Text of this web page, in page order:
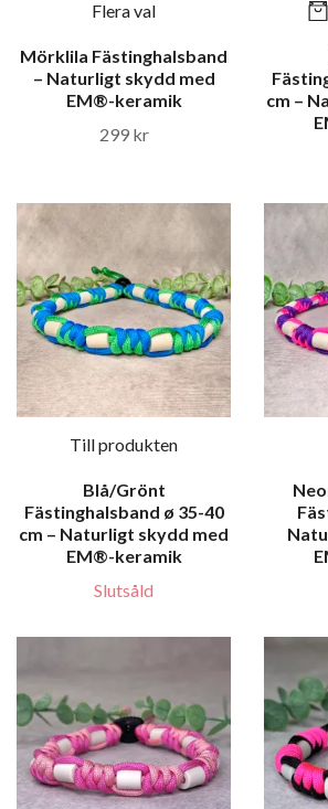
Flera val
Mörklila Fästinghalsband
– Naturligt skydd med
EM®-keramik
299 kr
cm –
Till produkten
Blå/Grönt
Fästinghalsband ø 35-40
cm – Naturligt skydd med
EM®-keramik
Slutsåld